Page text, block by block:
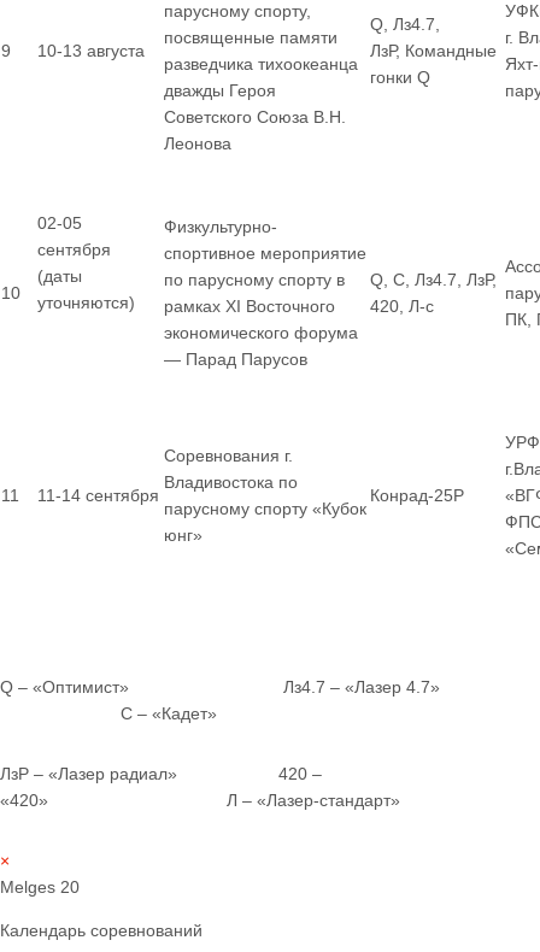
9 10-13 августа
парусному спорту,
посвященные памяти
разведчика тихоокеанца
дважды Героя
Советского Союза В.Н.
Леонова
Q, Лз4.7,
ЛзР, Командные
гонки Q
г.
10
02-05
сентября
(даты
уточняются)
Физкультурно-
спортивное мероприятие
по парусному спорту в
рамках XI Восточного
экономического форума
— Парад Парусов
Q, С, Лз4.7, ЛзР,
420, Л-с
ПК,
11 11-14 сентября
Соревнования г.
Владивостока по
парусному спорту «Кубок
юнг»
Конрад-25Р
Q – «Оптимист» Лз4.7 – «Лазер 4.7»
С – «Кадет»
ЛзР – «Лазер радиал» 420 –
«420» Л – «Лазер-стандарт»
×
Melges 20
Календарь соревнований